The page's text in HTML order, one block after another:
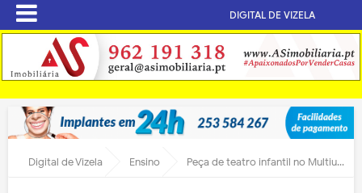
DIGITAL DE VIZELA
Digital de Vizela Ensino Peça de teatro infantil no Multiusos